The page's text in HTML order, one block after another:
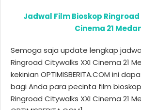
Jadwal Film Bioskop
Cinema 21
Semoga saja update lengkap
Ringroad Citywalks XXI Cinema 21
kekinian OPTIMISBERITA.COM ini
bagi Anda para pecinta film
Ringroad Citywalks XXI Cinema 21